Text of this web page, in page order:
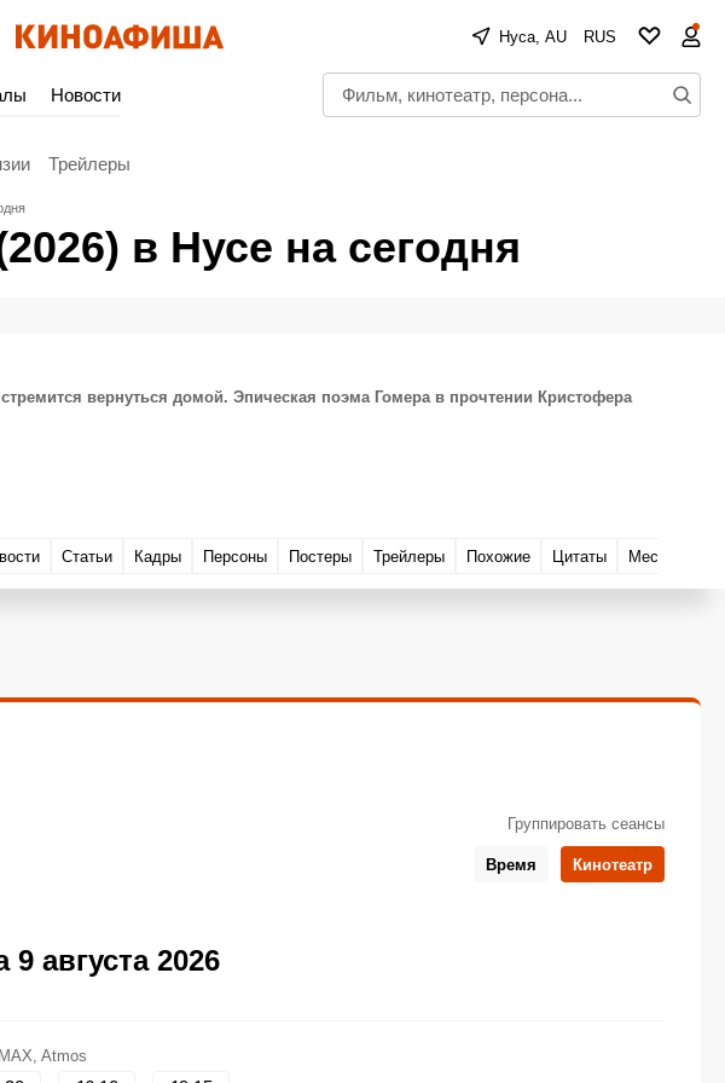
Нуса, AU RUS
Новости
Трейлеры
в Нусе на сегодня
вернуться домой. Эпическая поэма Гомера в прочтении Кристофера
Статьи Кадры Персоны Постеры Трейлеры Похожие Цитаты Места съёмок
Группировать сеансы
Время Кинотеатр
августа 2026
Atmos